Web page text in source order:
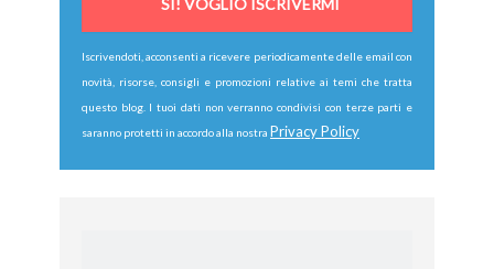
Iscrivendoti, acconsenti a ricevere periodicamente delle email con
novità, risorse, consigli e promozioni relative ai temi che tratta
questo blog. I tuoi dati non verranno condivisi con terze parti e
saranno protetti in accordo alla nostra Privacy Policy